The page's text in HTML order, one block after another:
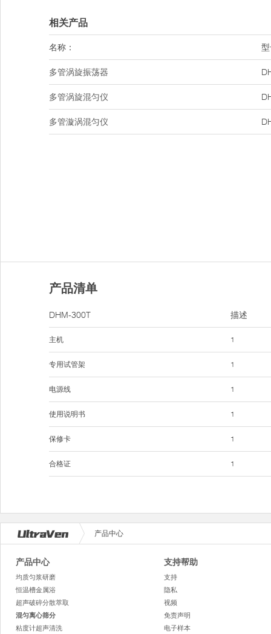
相关产品
名称：
多管涡旋振荡器
多管涡旋混匀仪
多管漩涡混匀仪
产品清单
DHM-300T
主机
专用试管架
电源线
使用说明书
保修卡
合格证
描述
1
1
1
1
1
1
产品中心
产品中心
均质匀浆研磨
恒温槽金属浴
超声破碎分散萃取
混匀离心筛分
粘度计超声清洗
支持帮助
支持
隐私
视频
免责声明
电子样本